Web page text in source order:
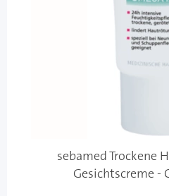
sebamed Trockene
Gesichtscreme -